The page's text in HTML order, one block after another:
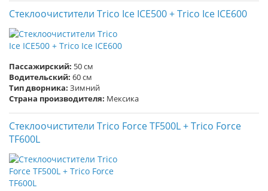
Стеклоочистители Trico Ice ICE500 + Trico Ice ICE600
Пассажирский: 50 см
Водительский: 60 см
Тип дворника: Зимний
Страна производителя: Мексика
Стеклоочистители Trico Force TF500L + Trico Force
TF600L